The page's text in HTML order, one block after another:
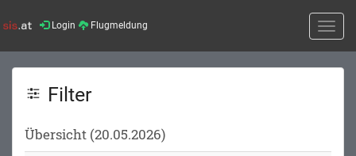
Login Flugmeldung
Toggle
Filter
Übersicht (20.05.2026)